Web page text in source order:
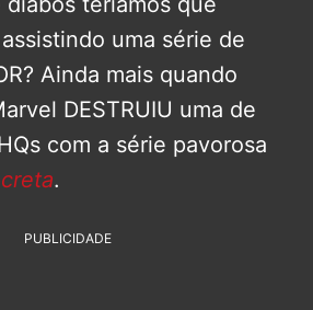
uma série de
Ainda mais quando
DESTRUIU uma de
com a série pavorosa
.
PUBLICIDADE